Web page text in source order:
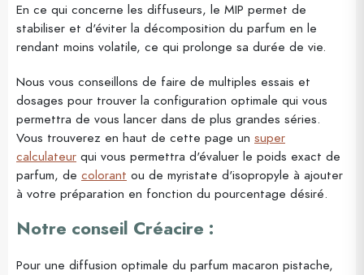
En ce qui concerne les diffuseurs, le MIP permet de
stabiliser et d'éviter la décomposition du parfum en le
rendant moins volatile, ce qui prolonge sa durée de vie.
Nous vous conseillons de faire de multiples essais et
dosages pour trouver la configuration optimale qui vous
permettra de vous lancer dans de plus grandes séries.
Vous trouverez en haut de cette page un super
calculateur qui vous permettra d'évaluer le poids exact de
parfum, de colorant ou de myristate d'isopropyle à ajouter
à votre préparation en fonction du pourcentage désiré.
Notre conseil Créacire :
Pour une diffusion optimale du parfum macaron pistache,